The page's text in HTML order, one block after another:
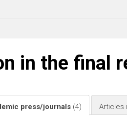
in the final
press/journals (4) Articles